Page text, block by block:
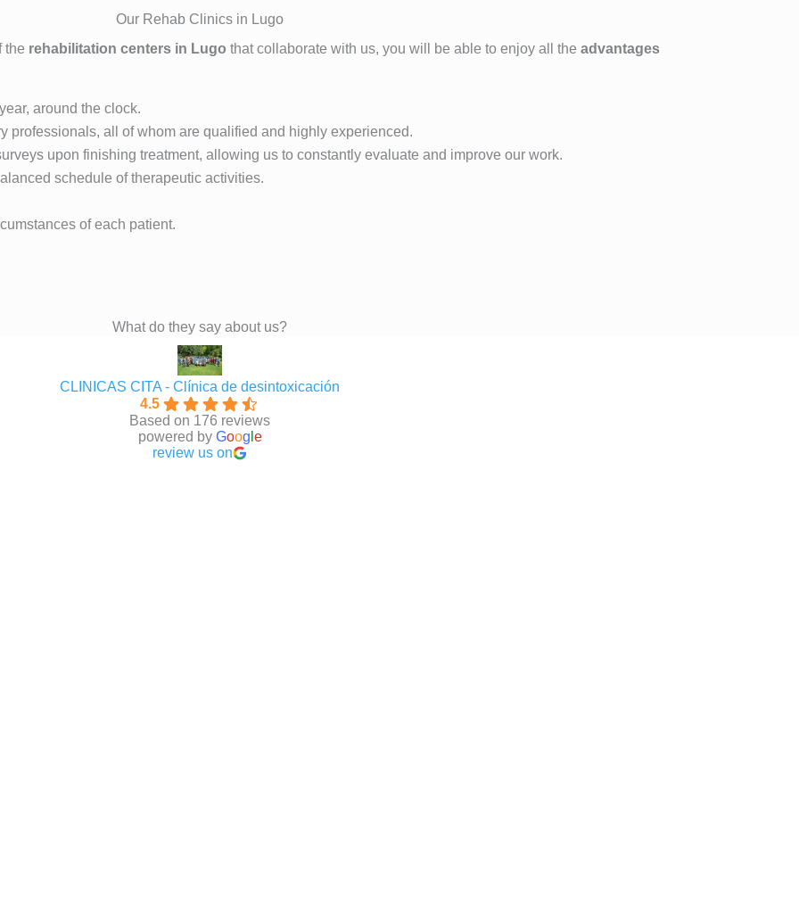
Our Rehab Clinics in Lugo
the rehabilitation centers in Lugo that collaborate with us, you will be able to enjoy all theadvantages
around the clock.
professionals, all of whom are qualified and highly experienced.
upon finishing treatment, allowing us to constantly evaluate and improve our work.
schedule of therapeutic activities.
of each patient.
What do they say about us?
CLINICAS CITA - Clínica de desintoxicación
4.5
Based on 176 reviews
powered by Goog e
review us on